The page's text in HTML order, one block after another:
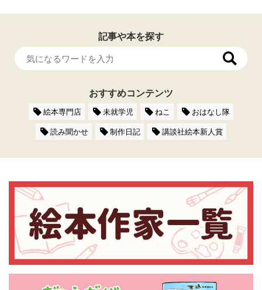
記事や本を探す
おすすめコンテンツ
絵本専門店 未就学児 ねこ
おはなし隊
読み聞かせ
制作日記 講談社絵本新人賞